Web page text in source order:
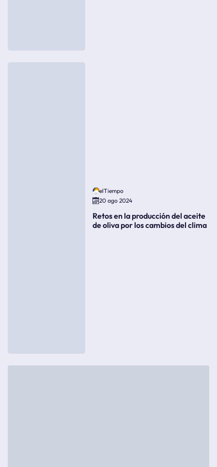
elTiempo
20 ago 2024
Retos en la producción del aceite
de oliva por los cambios del clima